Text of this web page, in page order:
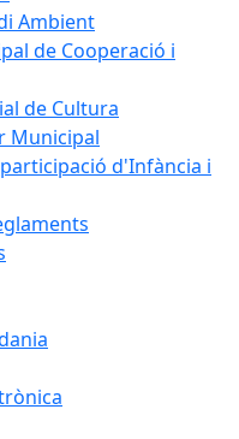
Ambient
de Cooperació i
de Cultura
Municipal
participació d'Infància i